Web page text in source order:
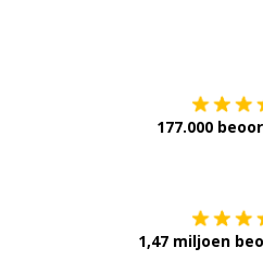
177.000
1,47 miljoen